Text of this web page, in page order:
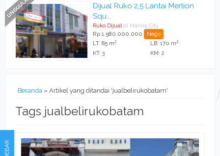
Dijual Ruko 2,5 Lantai Merlion
Squ...
Ruko Dijual di Marina City
Rp 1.580.000.000 Nego
LT: 85 m2 LB: 170 m2
KT: 3 KM: 2
Beranda » Artikel yang ditandai 'jualbelirukobatam'
Tags jualbelirukobatam